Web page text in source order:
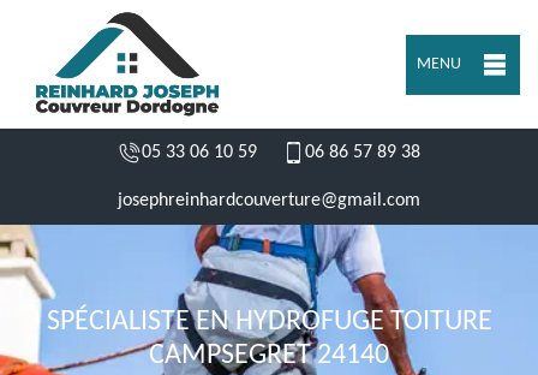
MENU
05 33 06 10 59 06 86 57 89 38
josephreinhardcouverture@gmail.com
SPÉCIALISTE EN HYDROFUGE TOITURE
CAMPSEGRET 24140